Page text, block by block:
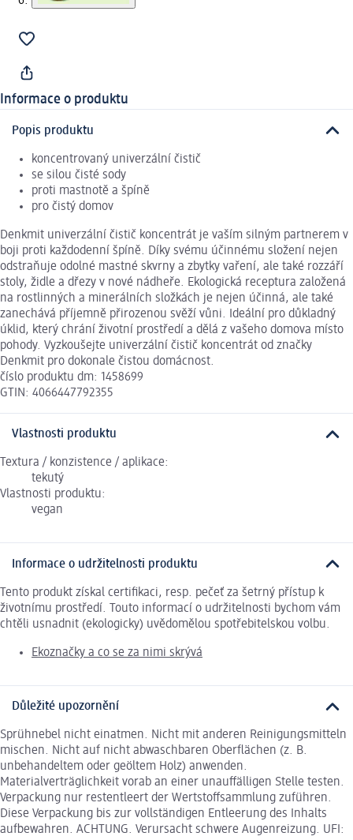
Informace o produktu
Popis produktu
koncentrovaný univerzální čistič
se silou čisté sody
proti mastnotě a špíně
pro čistý domov
Denkmit univerzální čistič koncentrát je vaším silným partnerem v
boji proti každodenní špíně. Díky svému účinnému složení nejen
odstraňuje odolné mastné skvrny a zbytky vaření, ale také rozzáří
stoly, židle a dřezy v nové nádheře. Ekologická receptura založená
na rostlinných a minerálních složkách je nejen účinná, ale také
zanechává příjemně přirozenou svěží vůni. Ideální pro důkladný
úklid, který chrání životní prostředí a dělá z vašeho domova místo
pohody. Vyzkoušejte univerzální čistič koncentrát od značky
Denkmit pro dokonale čistou domácnost.
číslo produktu dm: 1458699
GTIN: 4066447792355
Vlastnosti produktu
Textura / konzistence / aplikace:
tekutý
Vlastnosti produktu:
vegan
Informace o udržitelnosti produktu
Tento produkt získal certifikaci, resp. pečeť za šetrný přístup k
životnímu prostředí. Touto informací o udržitelnosti bychom vám
chtěli usnadnit (ekologicky) uvědomělou spotřebitelskou volbu.
Ekoznačky a co se za nimi skrývá
Důležité upozornění
Sprühnebel nicht einatmen. Nicht mit anderen Reinigungsmitteln
mischen. Nicht auf nicht abwaschbaren Oberflächen (z. B.
unbehandeltem oder geöltem Holz) anwenden.
Materialverträglichkeit vorab an einer unauffälligen Stelle testen.
Verpackung nur restentleert der Wertstoffsammlung zuführen.
Diese Verpackung bis zur vollständigen Entleerung des Inhalts
aufbewahren. ACHTUNG. Verursacht schwere Augenreizung. UFI: